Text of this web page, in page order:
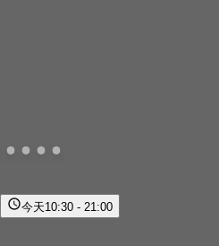
今天10:30 - 21:00